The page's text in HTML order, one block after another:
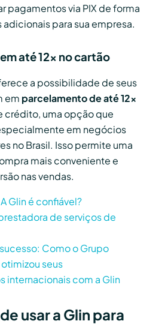
pagamentos via PIX de forma
adicionais para sua empresa.
até 12x no cartão
a possibilidade de seus
em parcelamento de até 12x
crédito, uma opção que
em negócios
no Brasil. Isso permite uma
mais conveniente e
nas vendas.
A Glin é confiável?
de serviços de
Como o Grupo
seus
internacionais com a Glin
usar a Glin para